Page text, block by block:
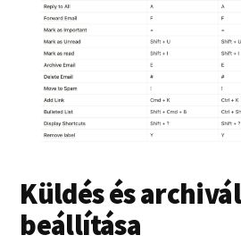
Küldés és
beállítása